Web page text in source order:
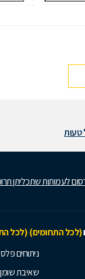
טעות
לעמותות שתכליתן
(לכל התחומים) (לכל
ניתוחים
שאיבת שומן